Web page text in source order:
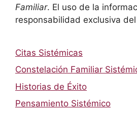
Familiar. El uso de la
responsabilidad exclusiva
Citas Sistémicas
Constelación Familiar
Historias de Éxito
Pensamiento Sistémico